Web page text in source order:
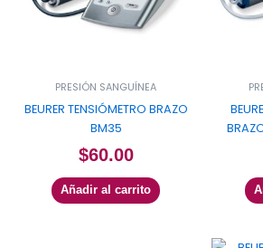
PRESIÓN SANGUÍNEA
BEURER TENSIÓMETRO BRAZO
BM35
$60.00
Añadir al carrito